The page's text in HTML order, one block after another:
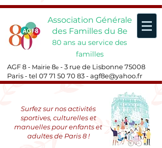
Association Générale
des Familles du 8e
80 ans au service des
familles
AGF 8 - Mairie 8e - 3 rue de Lisbonne 75008
Paris - tel 07 71 50 70 83-agf8e@yahoo.fr
Surfez sur nos activités
sportives, culturelles et
manuelles pour enfants et
adultes de Paris 8 !